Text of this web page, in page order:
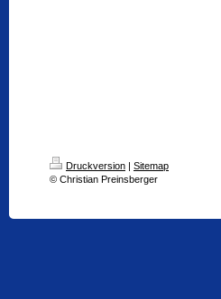
Druckversion | Sitemap
© Christian Preinsberger